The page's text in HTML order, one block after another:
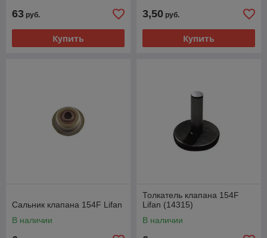
63 руб.
Купить
3,50 руб.
Купить
Сальник клапана 154F Lifan
В наличии
Толкатель клапана 154F
Lifan (14315)
В наличии